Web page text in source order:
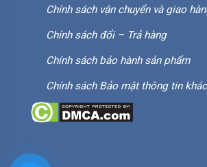
Chính sách vận chuyển và giao
Chính sách đổi – Trả hàng
Chính sách bảo hành sản phẩm
Chính sách Bảo mật thông tin